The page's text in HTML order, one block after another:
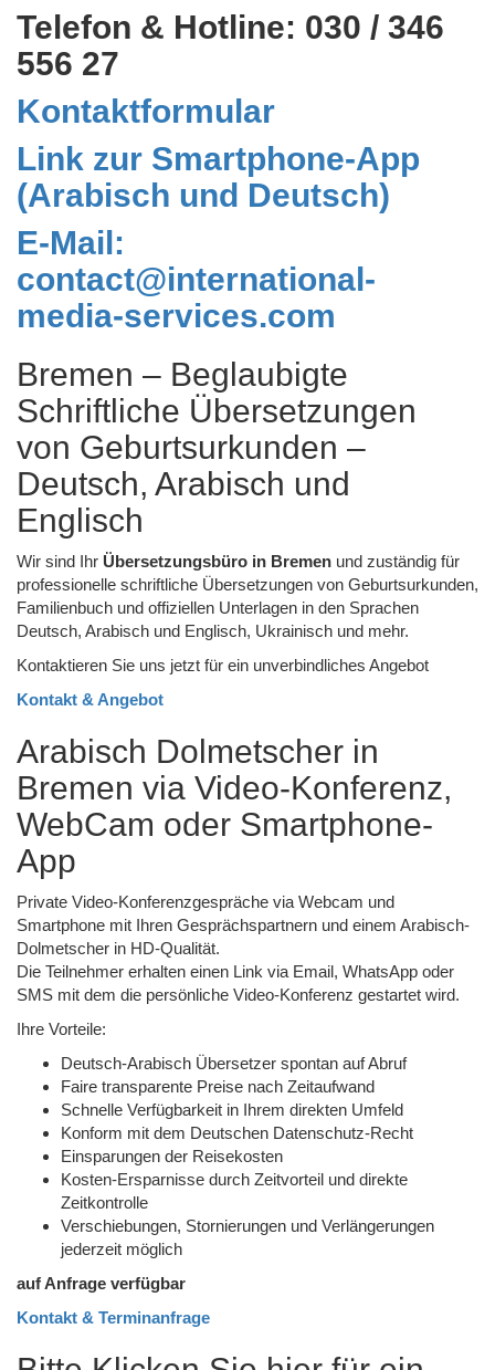
Telefon & Hotline: 030 / 346
556 27
Kontaktformular
Link zur Smartphone-App
(Arabisch und Deutsch)
E-Mail:
contact@international-
media-services.com
Bremen – Beglaubigte
Schriftliche Übersetzungen
von Geburtsurkunden –
Deutsch, Arabisch und
Englisch
Wir sind Ihr Übersetzungsbüro in Bremen und zuständig für
professionelle schriftliche Übersetzungen von Geburtsurkunden,
Familienbuch und offiziellen Unterlagen in den Sprachen
Deutsch, Arabisch und Englisch, Ukrainisch und mehr.
Kontaktieren Sie uns jetzt für ein unverbindliches Angebot
Kontakt & Angebot
Arabisch Dolmetscher in
Bremen via Video-Konferenz,
WebCam oder Smartphone-
App
Private Video-Konferenzgespräche via Webcam und
Smartphone mit Ihren Gesprächspartnern und einem Arabisch-
Dolmetscher in HD-Qualität.
Die Teilnehmer erhalten einen Link via Email, WhatsApp oder
SMS mit dem die persönliche Video-Konferenz gestartet wird.
Ihre Vorteile:
Deutsch-Arabisch Übersetzer spontan auf Abruf
Faire transparente Preise nach Zeitaufwand
Schnelle Verfügbarkeit in Ihrem direkten Umfeld
Konform mit dem Deutschen Datenschutz-Recht
Einsparungen der Reisekosten
Kosten-Ersparnisse durch Zeitvorteil und direkte
Zeitkontrolle
Verschiebungen, Stornierungen und Verlängerungen
jederzeit möglich
auf Anfrage verfügbar
Kontakt & Terminanfrage